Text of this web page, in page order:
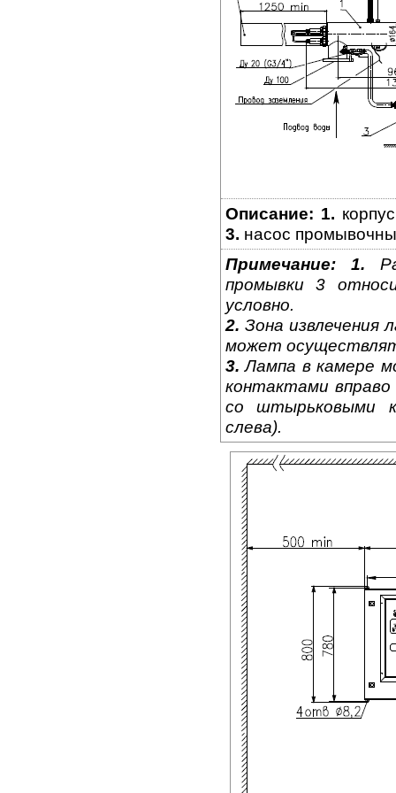
Описание: 1.
3. насос
Примечание:
1.
промывки 3
условно.
2. Зона извлечения
может
3. Лампа в камере
контактами вправо
со штырьковыми
слева).